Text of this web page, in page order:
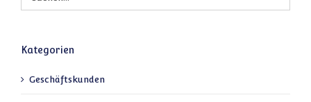
Kategorien
Geschäftskunden